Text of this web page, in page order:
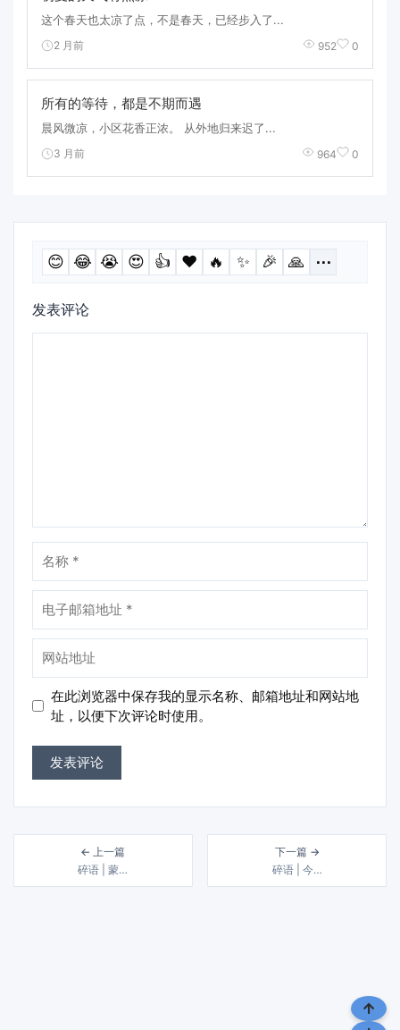
这个春天也太凉了点，不是春天，已经步入了...
2 月前 952 0
所有的等待，都是不期而遇
晨风微凉，小区花香正浓。 从外地归来迟了...
3 月前 964 0
😊 😂 😭 😍 👍 ❤️ 🔥 ✨ 🎉 🙏 ⋯
发表评论
称
子
邮
箱
地
址
站
址
在此浏览器中保存我的显示名称、邮箱地址和网站地
址，以便下次评论时使用。
← 上一篇
碎语 | 蒙…
下一篇 →
碎语 | 今…